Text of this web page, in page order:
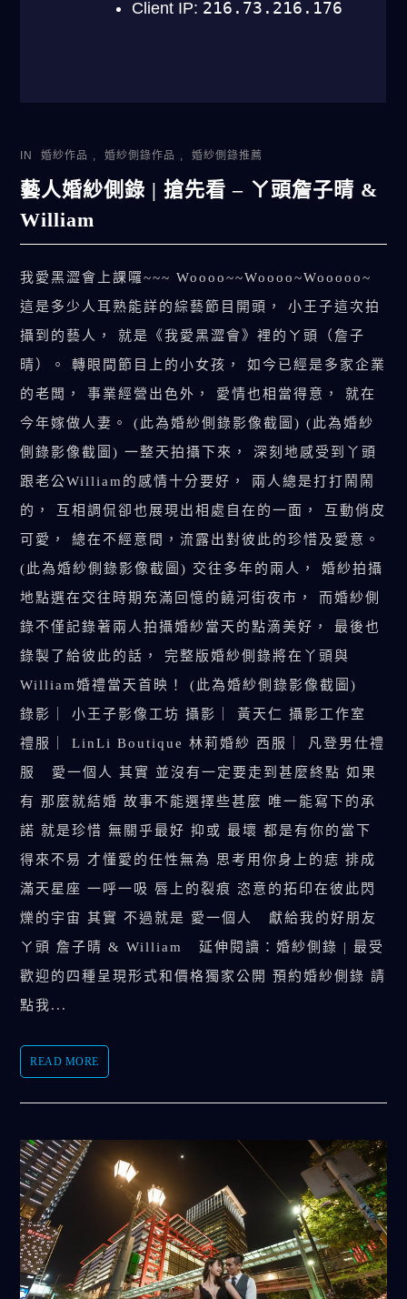
IN 婚紗作品 , 婚紗側錄作品 , 婚紗側錄推薦
藝人婚紗側錄 | 搶先看 – ㄚ頭詹子晴 &
William
我愛黑澀會上課囉~~~ Woooo~~Woooo~Wooooo~
這是多少人耳熟能詳的綜藝節目開頭， 小王子這次拍
攝到的藝人， 就是《我愛黑澀會》裡的ㄚ頭（詹子
晴）。 轉眼間節目上的小女孩， 如今已經是多家企業
的老闆， 事業經營出色外， 愛情也相當得意， 就在
今年嫁做人妻。 (此為婚紗側錄影像截圖) (此為婚紗
側錄影像截圖) 一整天拍攝下來， 深刻地感受到丫頭
跟老公William的感情十分要好， 兩人總是打打鬧鬧
的， 互相調侃卻也展現出相處自在的一面， 互動俏皮
可愛， 總在不經意間，流露出對彼此的珍惜及愛意。
(此為婚紗側錄影像截圖) 交往多年的兩人， 婚紗拍攝
地點選在交往時期充滿回憶的饒河街夜市， 而婚紗側
錄不僅記錄著兩人拍攝婚紗當天的點滴美好， 最後也
錄製了給彼此的話， 完整版婚紗側錄將在丫頭與
William婚禮當天首映！ (此為婚紗側錄影像截圖)
錄影｜ 小王子影像工坊 攝影｜ 黃天仁 攝影工作室
禮服｜ LinLi Boutique 林莉婚紗 西服｜ 凡登男仕禮
服 愛一個人 其實 並沒有一定要走到甚麼終點 如果
有 那麼就結婚 故事不能選擇些甚麼 唯一能寫下的承
諾 就是珍惜 無關乎最好 抑或 最壞 都是有你的當下
得來不易 才懂愛的任性無為 思考用你身上的痣 排成
滿天星座 一呼一吸 唇上的裂痕 恣意的拓印在彼此閃
爍的宇宙 其實 不過就是 愛一個人 獻給我的好朋友
ㄚ頭 詹子晴 & William 延伸閱讀：婚紗側錄 | 最受
歡迎的四種呈現形式和價格獨家公開 預約婚紗側錄 請
點我...
READ MORE